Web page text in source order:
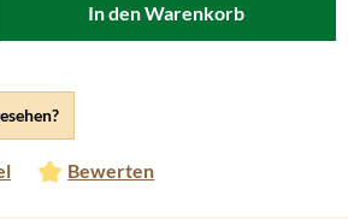
Bewerten
In den Warenkorb